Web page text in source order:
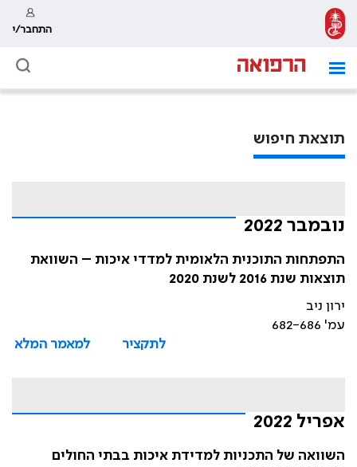
התחבר/י
תוצאת חיפוש
נובמבר 2022
התפתחות התוכנית הלאומית למדדי איכות – השוואת
תוצאות שנת 2016 לשנת 2020
ירון ניב
עמ' 682-686
לתקציר
למאמר המלא
אפריל 2022
השוואה של התכניות למדידת איכות בבתי החולים